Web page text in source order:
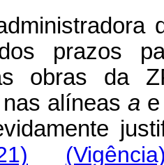
dos prazos
obras da
alíneas a